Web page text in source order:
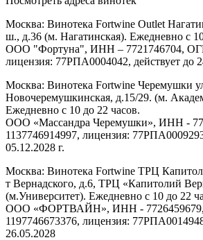
Москва: Винотека Fortwine Outlet
ш., д.36 (м. Нагатинская). Ежедневно с
ООО "Фортуна", ИНН – 7721746704,
лицензия: 77РПА0004042, действует до
Москва: Винотека Fortwine Черемушки
Новочеремушкинская, д.15/29. (м.
Ежедневно с 10 до 22 часов.
ООО «Массандра Черемушки», ИНН -
1137746914997, лицензия:
05.12.2028 г.
Москва: Винотека Fortwine ТРЦ
т Вернадского, д.6, ТРЦ «Капитолий
(м.Университет). Ежедневно с 10 до 22
ООО «ФОРТВАЙН», ИНН -
1197746673376, лицензия:
26.05.2028